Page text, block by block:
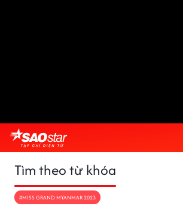
Tìm theo từ khóa
#MISS GRAND MYANMAR 2023